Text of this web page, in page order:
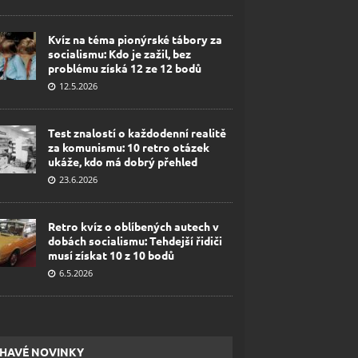
Kvíz na téma pionýrské tábory za
socialismu: Kdo je zažil, bez
problému získá 12 ze 12 bodů
12.5.2026
Test znalostí o každodenní realitě
za komunismu: 10 retro otázek
ukáže, kdo má dobrý přehled
23.6.2026
Retro kvíz o oblíbených autech v
dobách socialismu: Tehdejší řidiči
musí získat 10 z 10 bodů
6.5.2026
NOVINKY